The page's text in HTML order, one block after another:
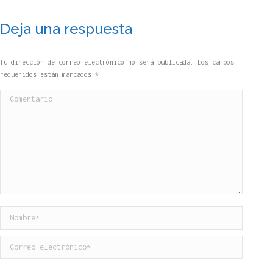
Deja una respuesta
Tu dirección de correo electrónico no será publicada. Los campos
requeridos están marcados *
Comentario
Nombre *
Correo electrónico *